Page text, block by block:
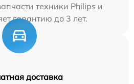
техники Philips и
гарантию до 3 лет.
доставка